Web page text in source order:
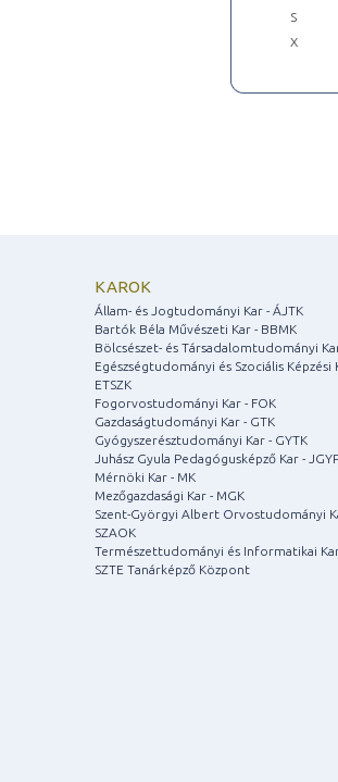
S
X
KAROK
Állam- és Jogtudományi Kar - ÁJTK
Bartók Béla Művészeti Kar - BBMK
Bölcsészet- és Társadalomtudományi
Egészségtudományi és Szociális Képzési
ETSZK
Fogorvostudományi Kar - FOK
Gazdaságtudományi Kar - GTK
Gyógyszerésztudományi Kar - GYTK
Juhász Gyula Pedagógusképző Kar -
Mérnöki Kar - MK
Mezőgazdasági Kar - MGK
Szent-Györgyi Albert Orvostudományi
SZAOK
Természettudományi és Informatikai Kar
SZTE Tanárképző Központ